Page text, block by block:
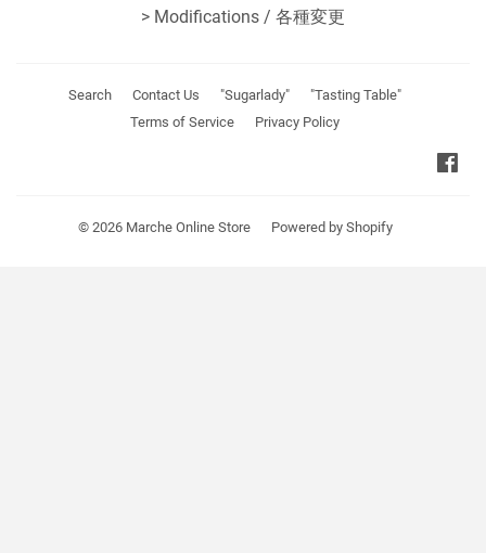
> Modifications / 各種変更
Search Contact Us "Sugarlady"
"Tasting Table"
Terms of Service
Privacy Policy
© 2026 Marche Online Store Powered by Shopify